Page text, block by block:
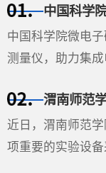
技有限公司···
中国科学院微电
测量仪，助力集
技有限公司（以下
近日，渭南师范
项重要的实验设